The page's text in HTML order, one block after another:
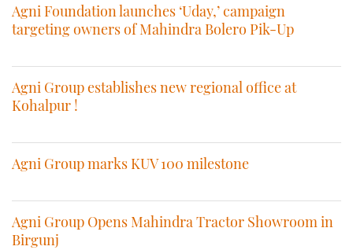
Agni Foundation launches ‘Uday,’ campaign
targeting owners of Mahindra Bolero Pik-Up
Agni Group establishes new regional office at
Kohalpur !
Agni Group marks KUV 100 milestone
Agni Group Opens Mahindra Tractor Showroom in
Birgunj